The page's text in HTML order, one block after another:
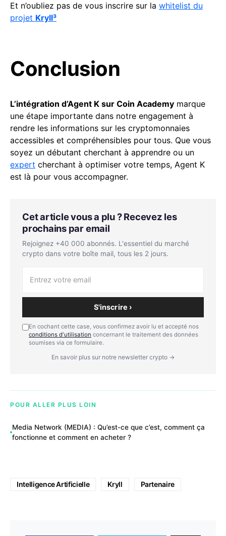
Et n’oubliez pas de vous inscrire sur la whitelist du
projet Kryll³
Conclusion
L’intégration d’Agent K sur Coin Academy marque
une étape importante dans notre engagement à
rendre les informations sur les cryptomonnaies
accessibles et compréhensibles pour tous. Que vous
soyez un débutant cherchant à apprendre ou un
expert cherchant à optimiser votre temps, Agent K
est là pour vous accompagner.
Cet article vous a plu ? Recevez les
prochains par email
Rejoignez +40 000 abonnés. L'essentiel du marché
crypto dans votre boîte mail, tous les 2 jours.
S'inscrire ›
En cochant cette case, vous confirmez avoir lu et accepté nos
conditions d'utilisation concernant le traitement des données
soumises via ce formulaire.
En savoir plus sur notre newsletter crypto →
POUR ALLER PLUS LOIN
Media Network (MEDIA) : Qu’est-ce que c’est, comment ça
fonctionne et comment en acheter ?
Intelligence Artificielle Kryll Partenaire